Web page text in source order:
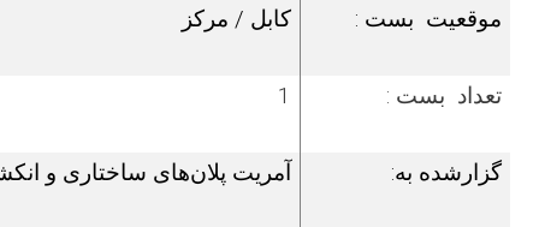
موقعیت بست : کابل / مرکز
تعداد بست : 1
گزارشده به: آمریت پلان‌های ساختاری و